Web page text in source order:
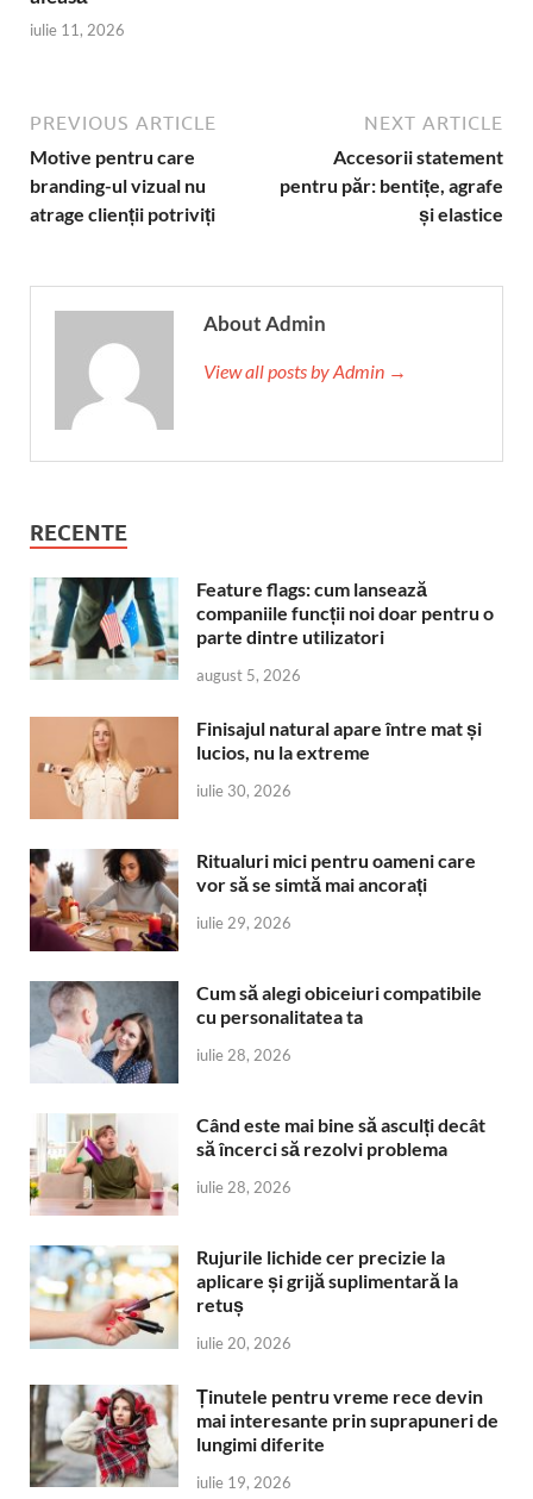
iulie 11, 2026
PREVIOUS ARTICLE
Motive pentru care
branding-ul vizual nu
atrage clienții potriviți
NEXT ARTICLE
Accesorii statement
pentru păr: bentițe, agrafe
și elastice
About Admin
View all posts by Admin →
RECENTE
Feature flags: cum lansează
companiile funcții noi doar pentru o
parte dintre utilizatori
august 5, 2026
Finisajul natural apare între mat și
lucios, nu la extreme
iulie 30, 2026
Ritualuri mici pentru oameni care
vor să se simtă mai ancorați
iulie 29, 2026
Cum să alegi obiceiuri compatibile
cu personalitatea ta
iulie 28, 2026
Când este mai bine să asculți decât
să încerci să rezolvi problema
iulie 28, 2026
Rujurile lichide cer precizie la
aplicare și grijă suplimentară la
retuș
iulie 20, 2026
Ținutele pentru vreme rece devin
mai interesante prin suprapuneri de
lungimi diferite
iulie 19, 2026